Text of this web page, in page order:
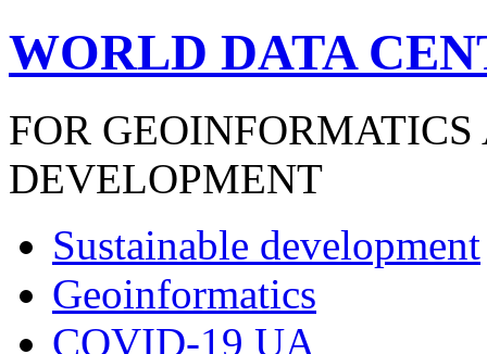
WORLD DATA
FOR
DEVELOPMENT
Sustainable development
Geoinformatics
COVID-19 UA